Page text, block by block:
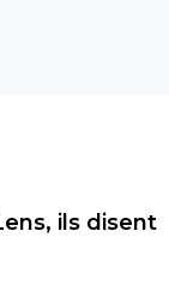
ils disent